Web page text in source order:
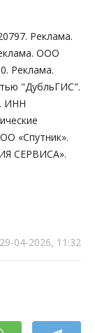
Реклама.
ООО
Реклама.
"ДубльГИС".
ИНН
«Спутник».
СЕРВИСА».
29-04-2026, 11:32